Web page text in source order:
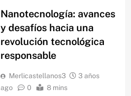
Nanotecnología: avances
y desafíos hacia una
revolución tecnológica
responsable
Merlicastellanos3
3 años
ago
0 8 mins